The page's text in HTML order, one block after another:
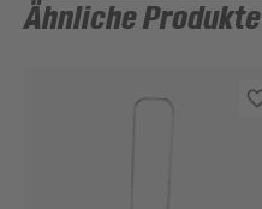
Ähnliche Produkte